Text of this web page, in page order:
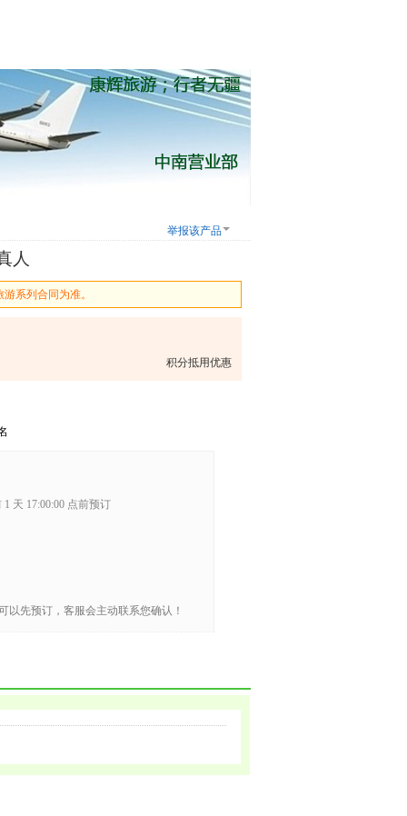
人
系列合同为准。
积分抵用优惠
1 天 17:00:00 点前预订
以先预订，客服会主动联系您确认！
举报该产品